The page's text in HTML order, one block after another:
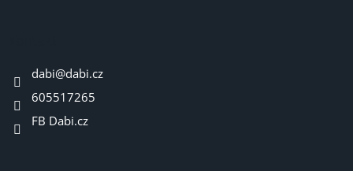
dabi@dabi.cz
605517265
FB Dabi.cz